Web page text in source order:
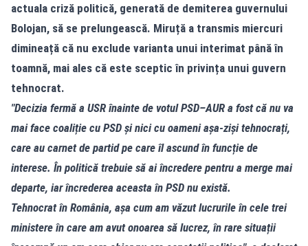
actuala criză politică, generată de demiterea guvernului
Bolojan, să se prelungească. Miruță a transmis miercuri
dimineață că nu exclude varianta unui interimat până în
toamnă, mai ales că este sceptic în privința unui guvern
tehnocrat.
"Decizia fermă a USR înainte de votul PSD–AUR a fost că nu va
mai face coaliție cu PSD și nici cu oameni așa-ziși tehnocrați,
care au carnet de partid pe care îl ascund în funcție de
interese. În politică trebuie să ai încredere pentru a merge mai
departe, iar încrederea aceasta în PSD nu există.
Tehnocrat în România, așa cum am văzut lucrurile în cele trei
ministere în care am avut onoarea să lucrez, în rare situații